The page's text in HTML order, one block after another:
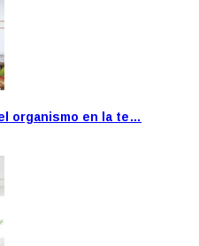
organismo en la te…